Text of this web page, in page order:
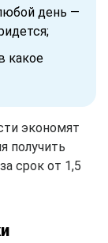
день —
какое
экономят
получить
срок от 1,5